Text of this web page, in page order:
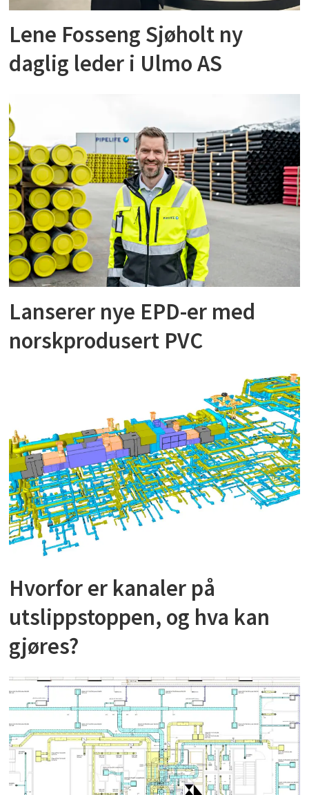
Lene Fosseng Sjøholt ny
daglig leder i Ulmo AS
Lanserer nye EPD-er med
norskprodusert PVC
Hvorfor er kanaler på
utslippstoppen, og hva kan
gjøres?